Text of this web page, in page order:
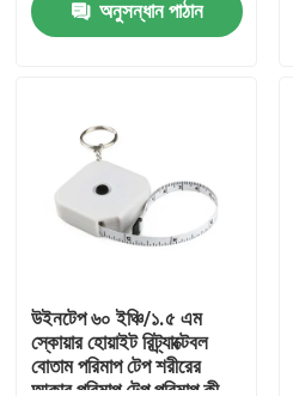
আমাদের সম্পর্কে
মান নিয়ন্ত্রণ
অনুসন্ধান পাঠান
উইনটেপ ৬০ ইঞ্চি/১.৫ এম
স্কোয়ার হোয়াইট রিট্র্যাক্টেবল
বোতাম পরিমাপ টেপ শরীরের
আকার পরিমাপ টেপ পরিমাপ কী